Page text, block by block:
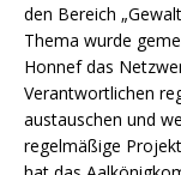
den Bereich
Thema wurde
Honnef das
Verantwortlichen
austauschen und
regelmäßige